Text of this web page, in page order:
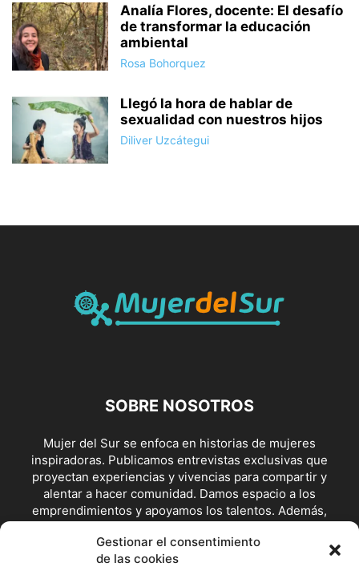
Analía Flores, docente: El desafío
de transformar la educación
ambiental
Rosa Bohorquez
Llegó la hora de hablar de
sexualidad con nuestros hijos
Diliver Uzcátegui
SOBRE NOSOTROS
Mujer del Sur se enfoca en historias de mujeres
inspiradoras. Publicamos entrevistas exclusivas que
proyectan experiencias y vivencias para compartir y
alentar a hacer comunidad. Damos espacio a los
emprendimientos y apoyamos los talentos. Además,
defensoras de los derechos.
Gestionar el consentimiento
de las cookies